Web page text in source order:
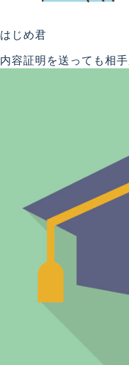
はじめ君
内容証明を送っても相